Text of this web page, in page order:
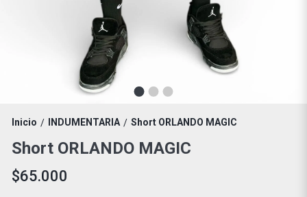
Inicio / INDUMENTARIA / Short ORLANDO MAGIC
Short ORLANDO MAGIC
$65.000